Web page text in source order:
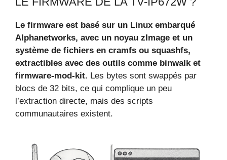
Le firmware est basé sur un Linux embarqué
Alphanetworks, avec un noyau zImage et un
système de fichiers en cramfs ou squashfs,
extractibles avec des outils comme binwalk et
firmware-mod-kit. Les bytes sont swappés par
blocs de 32 bits, ce qui complique un peu
l’extraction directe, mais des scripts
communautaires existent.